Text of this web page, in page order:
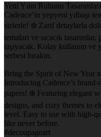
Yeni Yılın Ruhunu
Cadence’in yepyeni yılbaşı
sizlerle! ❄️ Zarif detaylarla dolu
temaları ve sıcacık
taşıyacak. Kolay kullanım ve
serbest bırakın.
Bring the Spirit of New Year
Introducing Cadence’s
papers! ❄️ Featuring elegant
designs, and cozy themes to
level. Easy to use with high-
like never before.
#decoupageart